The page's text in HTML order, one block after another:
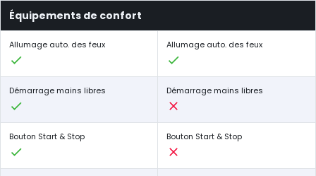
Équipements de confort
Allumage auto. des feux Allumage auto. des feux
Démarrage mains libres Démarrage mains libres
Bouton Start & Stop Bouton Start & Stop